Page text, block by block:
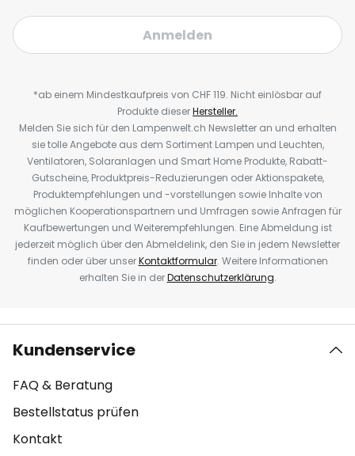
Anmelden
*ab einem Mindestkaufpreis von CHF 119. Nicht einlösbar auf
Produkte dieserHersteller.
Melden Sie sich für den Lampenwelt.ch Newsletter an und erhalten
sie tolle Angebote aus dem Sortiment Lampen und Leuchten,
Ventilatoren, Solaranlagen und Smart Home Produkte, Rabatt-
Gutscheine, Produktpreis-Reduzierungen oder Aktionspakete,
Produktempfehlungen und -vorstellungen sowie Inhalte von
möglichen Kooperationspartnern und Umfragen sowie Anfragen für
Kaufbewertungen und Weiterempfehlungen. Eine Abmeldung ist
jederzeit möglich über den Abmeldelink, den Sie in jedem Newsletter
finden oder über unserKontaktformular. Weitere Informationen
erhalten Sie in derDatenschutzerklärung.
Kundenservice
FAQ & Beratung
Bestellstatus prüfen
Kontakt